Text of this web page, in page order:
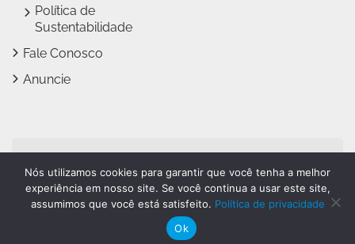
Política de
Sustentabilidade
Fale Conosco
Anuncie
Jundiaí Notícias faz parte
doGrupo Novo Dia
Nós utilizamos cookies para garantir que você tenha a melhor
experiência em nosso site. Se você continua a usar este site,
assumimos que você está satisfeito. Política de privacidade
Ok